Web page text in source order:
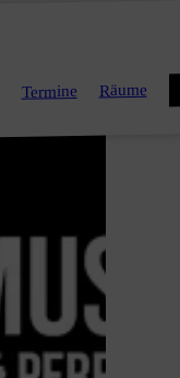
Termine Räume